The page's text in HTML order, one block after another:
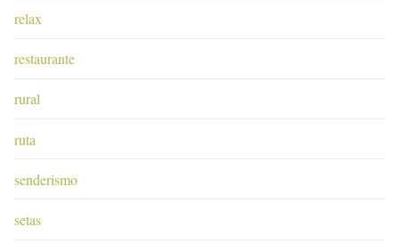
relax
restaurante
rural
ruta
senderismo
setas